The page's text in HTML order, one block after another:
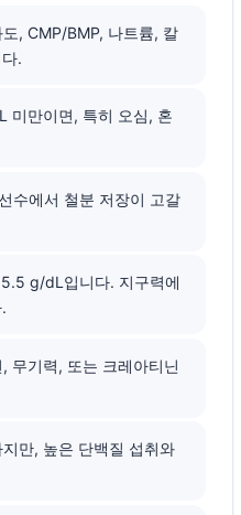
, CMP/BMP, 나트륨, 칼
.
미만이면, 특히 오심, 혼
수에서 철분 저장이 고갈
g/dL입니다. 지구력에
무기력, 또는 크레아티닌
만, 높은 단백질 섭취와